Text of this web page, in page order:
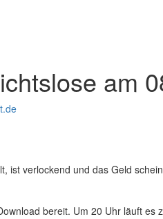
am
ist verlockend und das Geld
bereit. Um 20 Uhr läuft es